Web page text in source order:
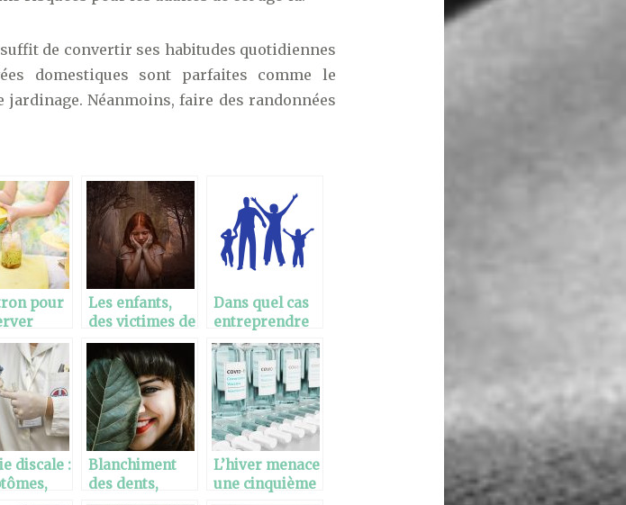
de convertir ses habitudes quotidiennes
domestiques sont parfaites comme le
jardinage. Néanmoins, faire des randonnées
pour
santé
Les enfants,
des victimes de
l’anxiété un
trouble
psychologique
Dans quel cas
entreprendre
une thérapie
familiale chez
le
psychologue?
discale :
Blanchiment
des dents,
L’hiver menace
une cinquième